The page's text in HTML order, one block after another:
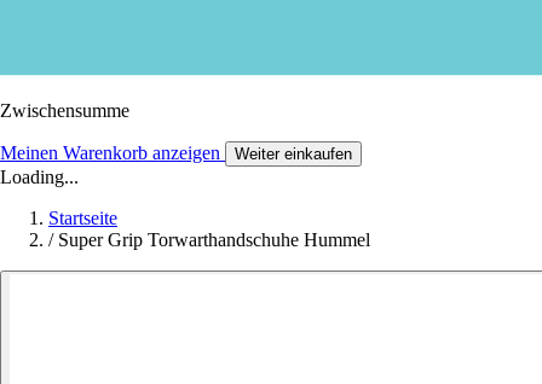
Zwischensumme
Meinen Warenkorb anzeigen Weiter einkaufen
Loading...
Startseite
/ Super Grip Torwarthandschuhe Hummel